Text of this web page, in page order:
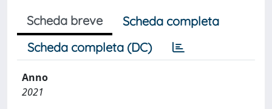
Scheda breve
Scheda completa
Scheda completa (DC)
Anno
2021